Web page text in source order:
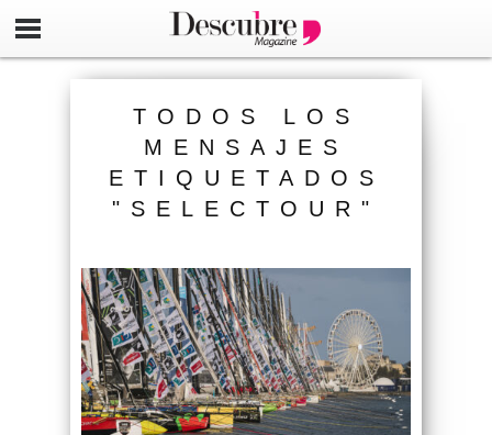
TODOS LOS
MENSAJES
ETIQUETADOS
"SELECTOUR"